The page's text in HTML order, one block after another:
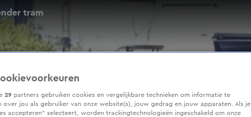
tram
29 partners gebruiken cookies en vergelijkbare technieken om informatie te
over jou als gebruiker van onze website(s), jouw gedrag en jouw apparaten. Als je
accepteren” selecteert, worden trackingtechnologieën ingeschakeld om onze